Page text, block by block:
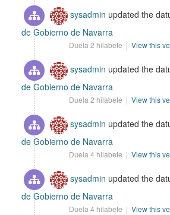
sysadmin updated the
de Gobierno de Navarra
Duela 2 hilabete | View this
sysadmin updated the
de Gobierno de Navarra
Duela 2 hilabete | View this
sysadmin updated the
de Gobierno de Navarra
Duela 4 hilabete | View this
sysadmin updated the
de Gobierno de Navarra
Duela 4 hilabete | View this